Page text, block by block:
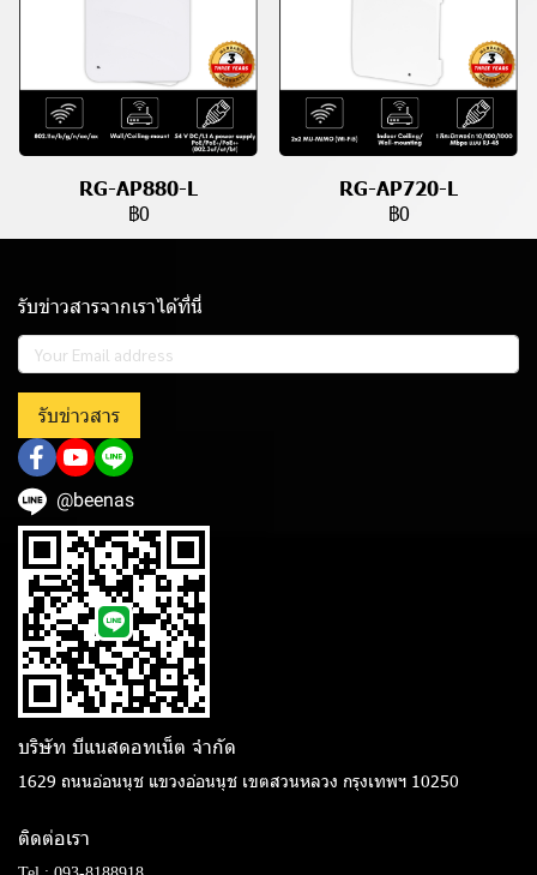
RG-AP880-L
฿0
RG-AP720-L
฿0
รับข่าวสารจากเราได้ที่นี่
รับข่าวสาร
@beenas
บริษัท บีแนสดอทเน็ต จํากัด
1629 ถนนอ่อนนุช แขวงอ่อนนุช เขตสวนหลวง กรุงเทพฯ 10250
ติดต่อเรา